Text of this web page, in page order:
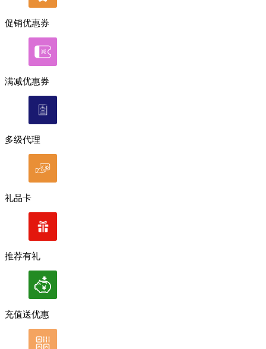
促销优惠券
满减优惠券
多级代理
礼品卡
推荐有礼
充值送优惠